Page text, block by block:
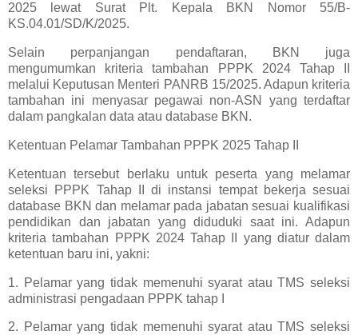
2025 lewat Surat Plt. Kepala BKN Nomor 55/B-
KS.04.01/SD/K/2025.
Selain perpanjangan pendaftaran, BKN juga
mengumumkan kriteria tambahan PPPK 2024 Tahap II
melalui Keputusan Menteri PANRB 15/2025. Adapun kriteria
tambahan ini menyasar pegawai non-ASN yang terdaftar
dalam pangkalan data atau database BKN.
Ketentuan Pelamar Tambahan PPPK 2025 Tahap II
Ketentuan tersebut berlaku untuk peserta yang melamar
seleksi PPPK Tahap II di instansi tempat bekerja sesuai
database BKN dan melamar pada jabatan sesuai kualifikasi
pendidikan dan jabatan yang diduduki saat ini. Adapun
kriteria tambahan PPPK 2024 Tahap II yang diatur dalam
ketentuan baru ini, yakni:
1. Pelamar yang tidak memenuhi syarat atau TMS seleksi
administrasi pengadaan PPPK tahap I
2. Pelamar yang tidak memenuhi syarat atau TMS seleksi